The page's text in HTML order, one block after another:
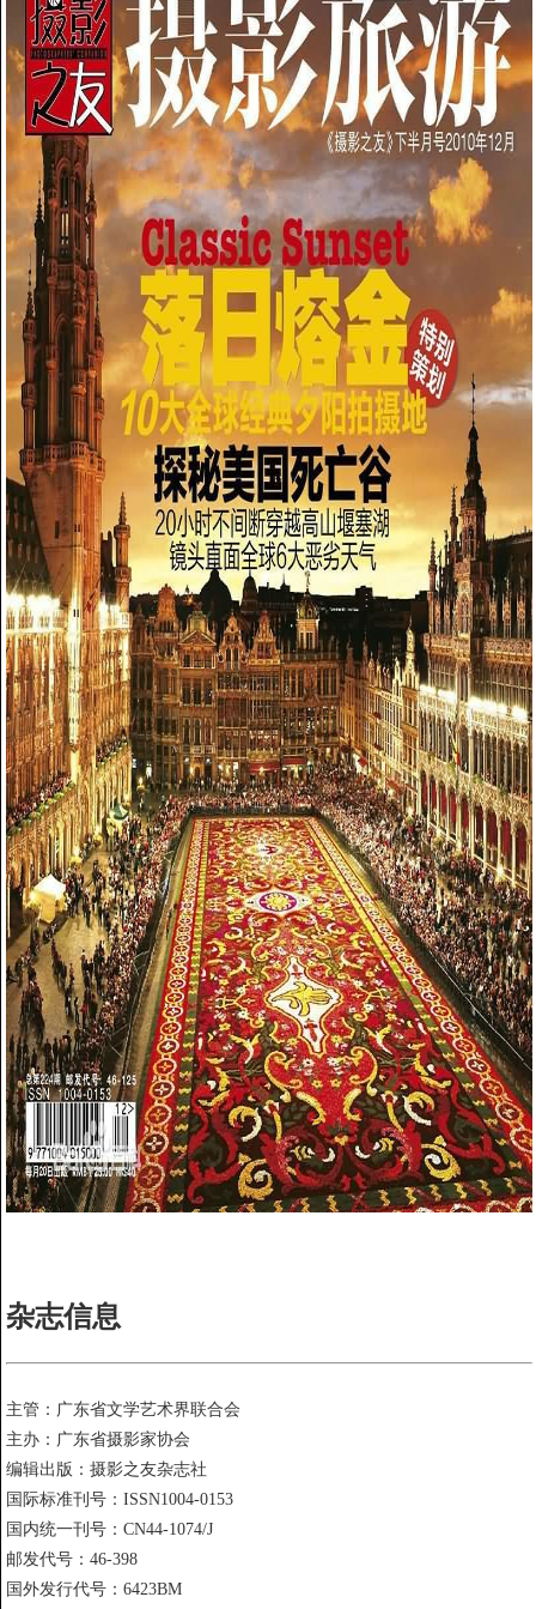
杂志信息
主管：广东省文学艺术界联合会
主办：广东省摄影家协会
编辑出版：摄影之友杂志社
国际标准刊号：ISSN1004-0153
国内统一刊号：CN44-1074/J
邮发代号：46-398
国外发行代号：6423BM